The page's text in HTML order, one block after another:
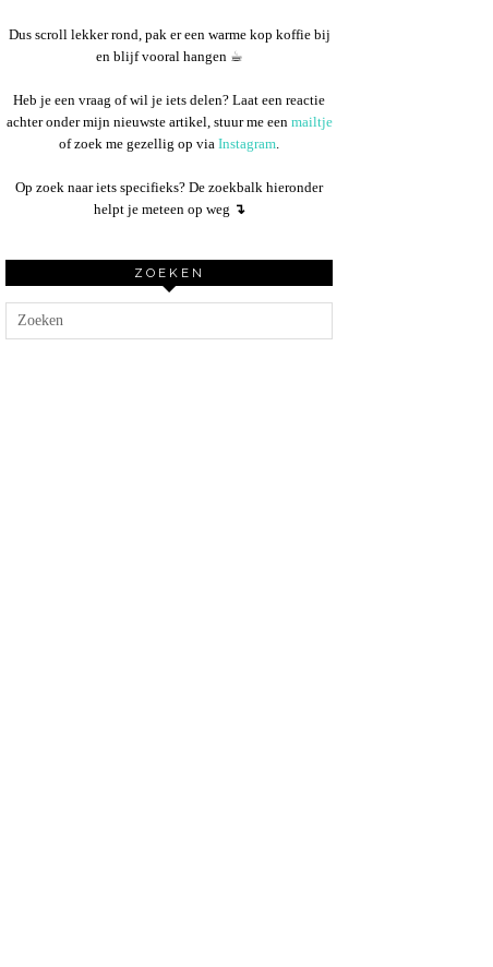
Dus scroll lekker rond, pak er een warme kop koffie bij
en blijf vooral hangen ☕︎
Heb je een vraag of wil je iets delen? Laat een reactie
achter onder mijn nieuwste artikel, stuur me een mailtje
of zoek me gezellig op via Instagram.
Op zoek naar iets specifieks? De zoekbalk hieronder
helpt je meteen op weg ↴
ZOEKEN